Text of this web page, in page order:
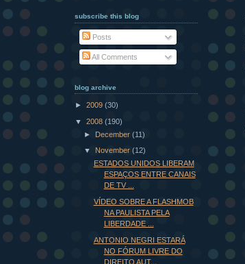
subscribe this blog
Posts
All Comments
blog archive
► 2009 (30)
▼ 2008 (190)
► December(11)
▼ November(12)
ESTADOS UNIDOS LIBERAM
ESPAÇOS ENTRE CANAIS
DE TV ...
VÍDEO SOBRE A FLASHMOB
NA PAULISTA PELA
LIBERDADE ...
ANTONIO NEGRI ESTARÁ
NO FÓRUM LIVRE DO
DIREITO AUT...